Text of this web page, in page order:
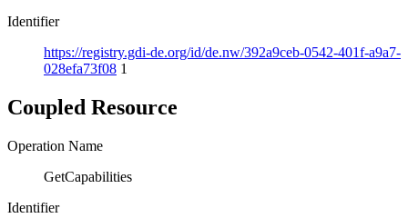
Identifier
https://registry.gdi-de.org/id/de.nw/392a9ceb-0542-401f-a9a7-
028efa73f08 1
Coupled Resource
Operation Name
GetCapabilities
Identifier